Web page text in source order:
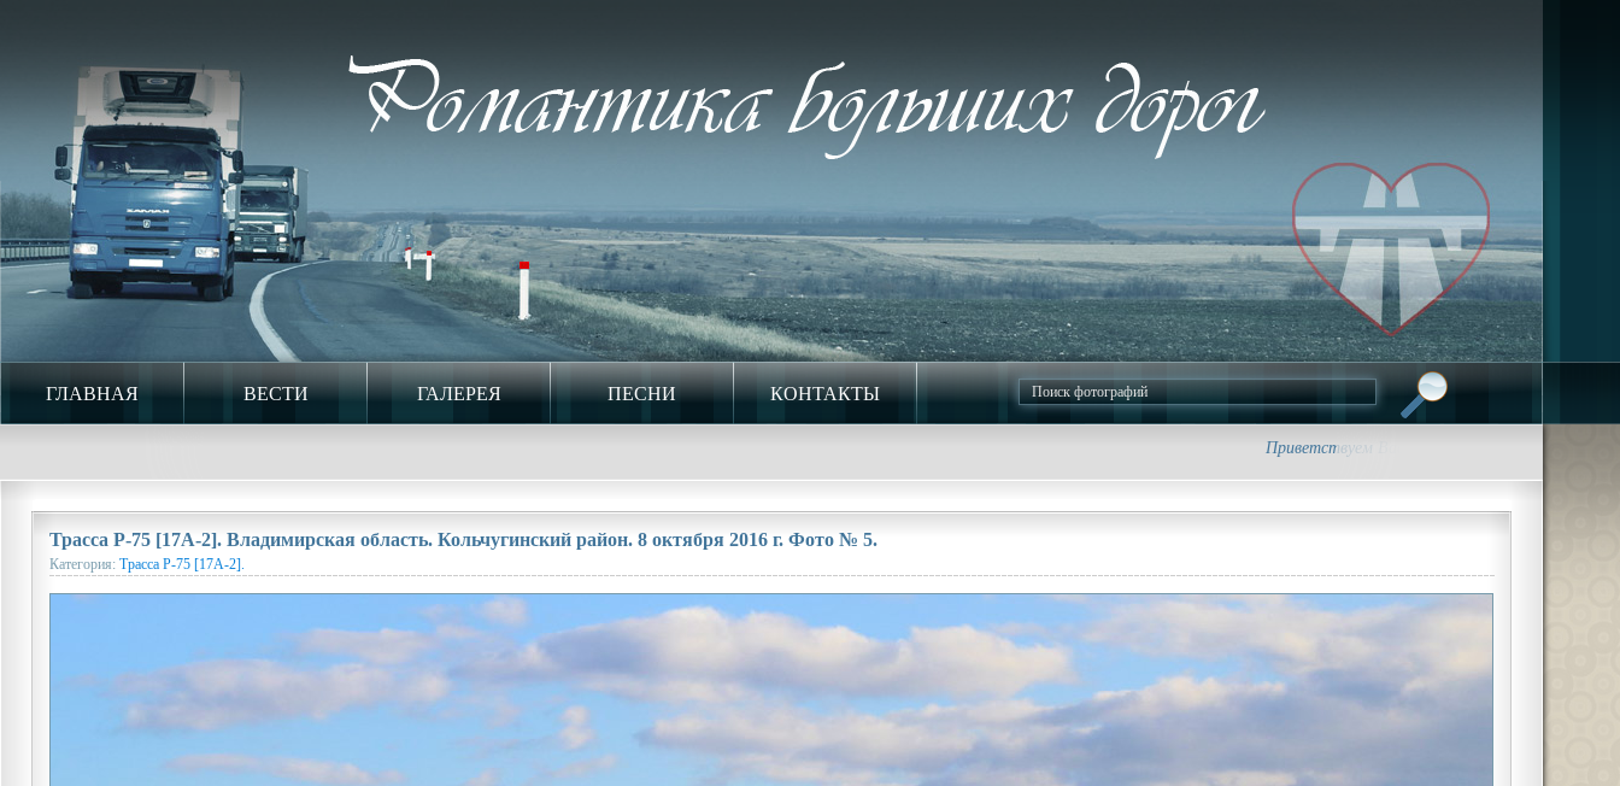
ГЛАВНАЯ ВЕСТИ ГАЛЕРЕЯ ПЕСНИ КОНТАКТЫ
Приветствуем Вас на сайте foto-dorog.ru. •
Трасса Р-75 [17А-2]. Владимирская область. Кольчугинский район. 8 октября 2016 г. Фото № 5.
Категория: Трасса Р-75 [17А-2].